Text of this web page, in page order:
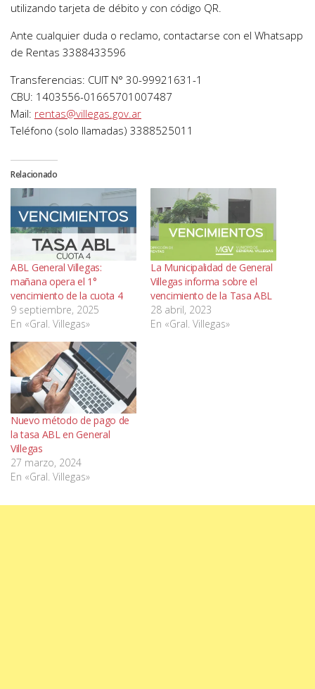
utilizando tarjeta de débito y con código QR.
Ante cualquier duda o reclamo, contactarse con el Whatsapp
de Rentas 3388433596
Transferencias: CUIT N° 30-99921631-1
CBU: 1403556-01665701007487
Mail: rentas@villegas.gov.ar
Teléfono (solo llamadas) 3388525011
Relacionado
ABL General Villegas:
mañana opera el 1°
vencimiento de la cuota 4
9 septiembre, 2025
En «Gral. Villegas»
La Municipalidad de General
Villegas informa sobre el
vencimiento de la Tasa ABL
28 abril, 2023
En «Gral. Villegas»
Nuevo método de pago de
la tasa ABL en General
Villegas
27 marzo, 2024
En «Gral. Villegas»